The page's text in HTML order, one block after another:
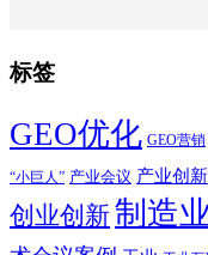
标签
GEO优化 GEO营销
“小巨人” 产业会议 产业创新
创业创新制造业